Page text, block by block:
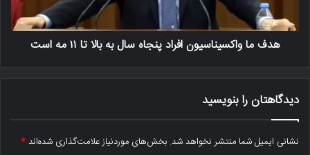
هدف ما واکسیناسیون افراد پنجاه سال به بالا تا ۱۱ مه است
دیدگاهتان را بنویسید
نشانی ایمیل شما منتشر نخواهد شد. بخش‌های موردنیاز علامت‌گذاری شده‌اند*